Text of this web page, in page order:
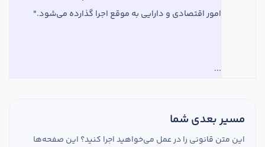
امور اقتصادی و دارایی به موقع اجرا گذارده‌ می‌شود."
...
مسیر بعدی شما
این متن قانونی را در عمل می‌خواهید اجرا کنید؟ این صفحه‌ها